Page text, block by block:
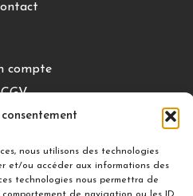
nous utilisons des technologies
et/ou accéder aux informations des
technologies nous permettra de
compte
CGV
légales